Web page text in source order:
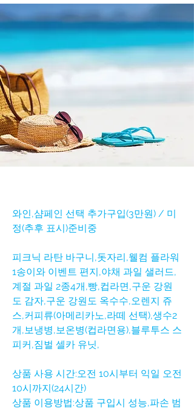
와인,샴페인 선택 추가구입(3만원) / 미
정(추후 표시)준비중
피크닉 라탄 바구니,돗자리,웰컴 플라워
1송이와 이벤트 편지,야채 과일 샐러드,
계절 과일 2종4개,빵,컵라면,구운 강원
도 감자,구운 강원도 옥수수,오렌지 쥬
스,커피류(아메리카노,라떼 선택),생수2
개,보냉병,보온병(컵라면용),블루투스 스
피커,짐벌 셀카 유닛,
상품 사용 시간:오전 10시부터 익일 오전
10시까지(24시간)
상품 이용방법:상품 구입시 성능,파손 범